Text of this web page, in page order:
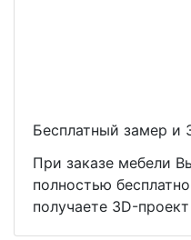
Бесплатный замер и
При заказе мебели
полностью
получаете 3D-